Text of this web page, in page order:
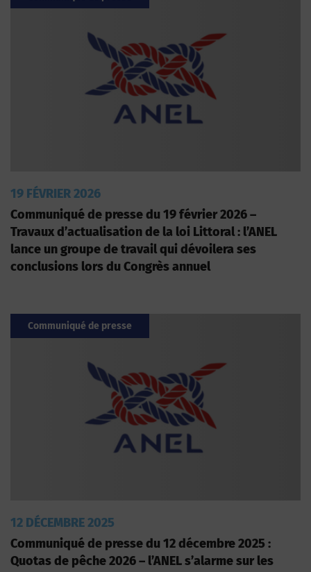
19 FÉVRIER 2026
Communiqué de presse du 19 février 2026 –
Travaux d’actualisation de la loi Littoral : l’ANEL
lance un groupe de travail qui dévoilera ses
conclusions lors du Congrès annuel
Communiqué de presse
12 DÉCEMBRE 2025
Communiqué de presse du 12 décembre 2025 :
Quotas de pêche 2026 – l’ANEL s’alarme sur les